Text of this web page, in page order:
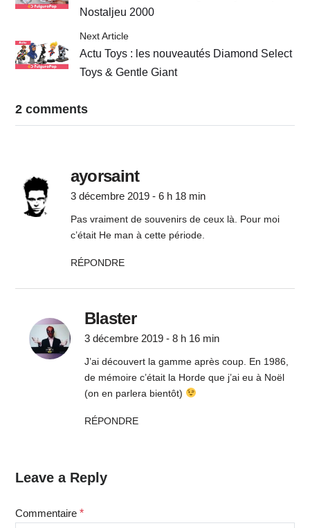
Nostaljeu 2000
Next Article
Actu Toys : les nouveautés Diamond Select
Toys & Gentle Giant
2 comments
ayorsaint
3 décembre 2019 - 6 h 18 min
Pas vraiment de souvenirs de ceux là. Pour moi
c’était He man à cette période.
RÉPONDRE
Blaster
3 décembre 2019 - 8 h 16 min
J’ai découvert la gamme après coup. En 1986,
de mémoire c’était la Horde que j’ai eu à Noël
(on en parlera bientôt)
RÉPONDRE
Leave a Reply
Commentaire *